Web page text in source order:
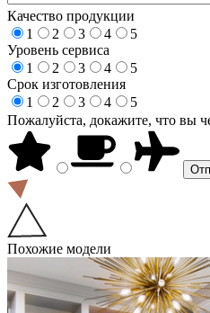
Качество продукции
1
2 3 4
5
Уровень сервиса
1
2 3 4
5
Срок изготовления
1
2 3 4
5
Пожалуйста, докажите, что вы
Похожие модели